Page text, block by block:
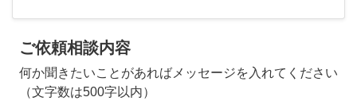
ご依頼相談内容
何か聞きたいことがあればメッセージを入れてください
（文字数は500字以内）